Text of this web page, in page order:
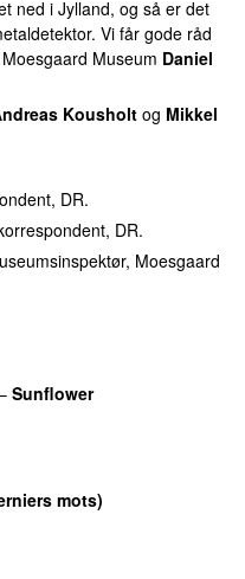
ned i Jylland, og så er det
Vi får gode råd
Museum Daniel
Kousholt og Mikkel
DR.
DR.
Moesgaard
Sunflower
mots)